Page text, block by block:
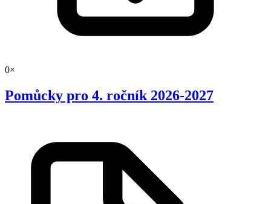
0×
Pomůcky pro 4. ročník 2026-2027